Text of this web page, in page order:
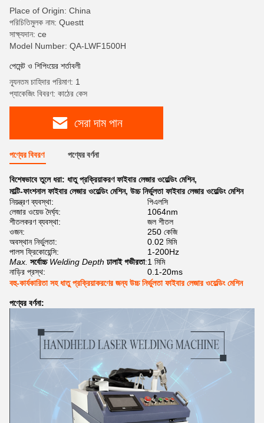
Place of Origin: China
পরিচিতিমুলক নাম: Questt
সাক্ষ্যদান: ce
Model Number: QA-LWF1500H
পেমেন্ট ও শিপিংয়ের শর্তাবলী
ন্যূনতম চাহিদার পরিমাণ: 1
প্যাকেজিং বিবরণ: কাঠের কেস
সেরা দাম পান
পণ্যের বিবরণ পণ্যের বর্ণনা
বিশেষভাবে তুলে ধরা: ধাতু প্রক্রিয়াকরণ ফাইবার লেজার ওয়েল্ডিং মেশিন,
মাল্টি-ফাংশনাল ফাইবার লেজার ওয়েল্ডিং মেশিন, উচ্চ নির্ভুলতা ফাইবার লেজার ওয়েল্ডিং মেশিন
নিয়ন্ত্রণ ব্যবস্থা:
পিএলসি
লেজার ওয়েভ দৈর্ঘ্য:
1064nm
শীতলকরণ ব্যবস্থা:
জল শীতল
ওজন:
250 কেজি
অবস্থান নির্ভুলতা:
0.02 মিমি
পালস ফ্রিকোয়েন্সি:
1-200Hz
Max. সর্বোচ্চ Welding Depth ঢালাই গভীরতা:1 মিমি
নাড়ির প্রস্থ:
0.1-20ms
বহু-কার্যকারিতা সহ ধাতু প্রক্রিয়াকরণের জন্য উচ্চ নির্ভুলতা ফাইবার লেজার ওয়েল্ডিং মেশিন
পণ্যের বর্ণনা: